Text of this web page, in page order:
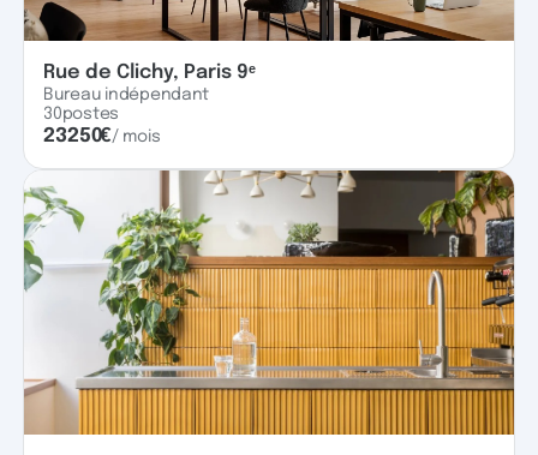
Rue de Clichy, Paris 9ᵉ
Bureau indépendant
30postes
23250€/ mois